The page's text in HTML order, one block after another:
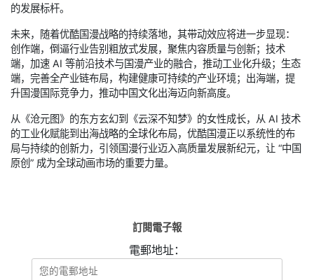
的发展标杆。
未来，随着优酷国漫战略的持续落地，其带动效应将进一步显现：
创作端，倒逼行业告别粗放式发展，聚焦内容质量与创新；技术
端，加速 AI 等前沿技术与国漫产业的融合，推动工业化升级；生态
端，完善全产业链布局，构建健康可持续的产业环境；出海端，提
升国漫国际竞争力，推动中国文化出海迈向新高度。
从《沧元图》的东方玄幻到《云深不知梦》的女性成长，从 AI 技术
的工业化赋能到出海战略的全球化布局，优酷国漫正以系统性的布
局与持续的创新力，引领国漫行业迈入高质量发展新纪元，让 “中国
原创” 成为全球动画市场的重要力量。
訂閱電子報
電郵地址：